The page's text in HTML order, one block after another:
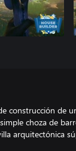
construcción de
choza de
arquitectónica